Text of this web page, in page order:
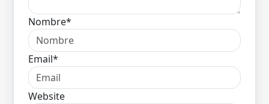
Nombre*
Email*
Website